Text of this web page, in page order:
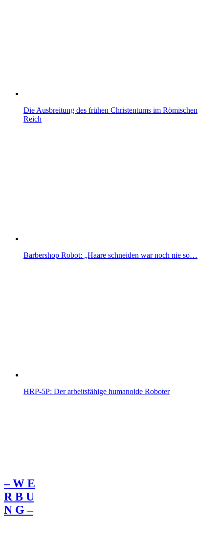
Die Ausbreitung des frühen Christentums im Römischen
Reich
Barbershop Robot: „Haare schneiden war noch nie so…
HRP-5P: Der arbeitsfähige humanoide Roboter
– W Ε
R Β U
Ν G –